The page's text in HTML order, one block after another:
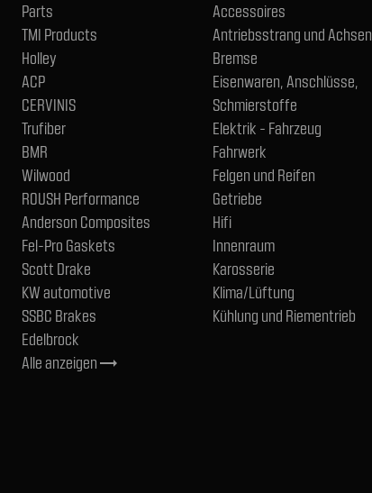
Parts
TMI Products
Holley
ACP
CERVINIS
Trufiber
BMR
Wilwood
ROUSH Performance
Anderson Composites
Fel-Pro Gaskets
Scott Drake
KW automotive
SSBC Brakes
Edelbrock
Alle anzeigentrending_flat
Accessoires
Antriebsstrang und Achsen
Bremse
Eisenwaren, Anschlüsse,
Schmierstoffe
Elektrik - Fahrzeug
Fahrwerk
Felgen und Reifen
Getriebe
Hifi
Innenraum
Karosserie
Klima/Lüftung
Kühlung und Riementrieb